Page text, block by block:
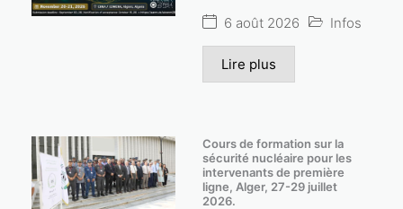
6 août 2026 Infos
Lire plus
Cours de formation sur la
sécurité nucléaire pour les
intervenants de première
ligne, Alger, 27-29 juillet
2026.